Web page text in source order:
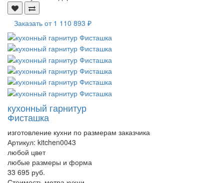
Заказать от 1 110 893 ₽
кухонный гарнитур
Фисташка
изготовление кухни по размерам заказчика
Артикул: kitchen0043
любой цвет
любые размеры и форма
33 695 руб.